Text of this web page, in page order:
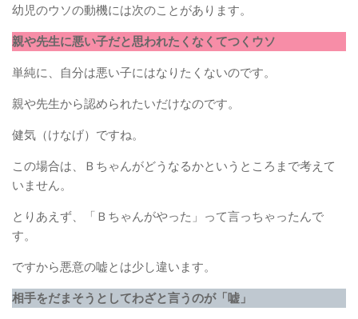
幼児のウソの動機には次のことがあります。
親や先生に悪い子だと思われたくなくてつくウソ
単純に、自分は悪い子にはなりたくないのです。
親や先生から認められたいだけなのです。
健気（けなげ）ですね。
この場合は、Ｂちゃんがどうなるかというところまで考えて
いません。
とりあえず、「Ｂちゃんがやった」って言っちゃったんで
す。
ですから悪意の嘘とは少し違います。
相手をだまそうとしてわざと言うのが「嘘」